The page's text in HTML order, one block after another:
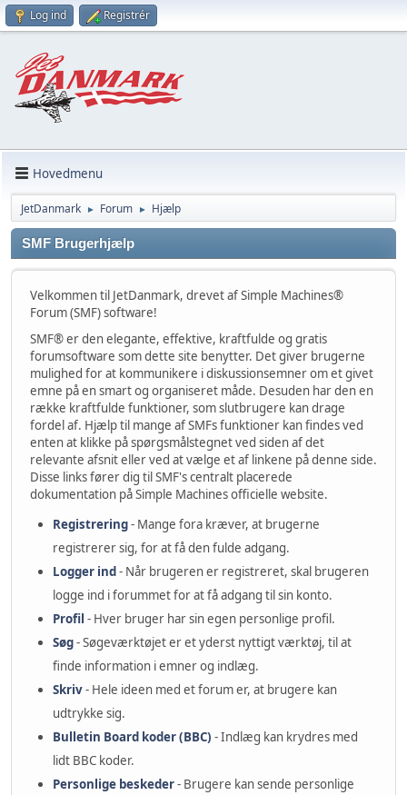
Log ind Registrér
Hovedmenu
JetDanmark ► Forum ► Hjælp
SMF Brugerhjælp
Velkommen til JetDanmark, drevet af Simple Machines®
Forum (SMF) software!
SMF® er den elegante, effektive, kraftfulde og gratis
forumsoftware som dette site benytter. Det giver brugerne
mulighed for at kommunikere i diskussionsemner om et givet
emne på en smart og organiseret måde. Desuden har den en
række kraftfulde funktioner, som slutbrugere kan drage
fordel af. Hjælp til mange af SMFs funktioner kan findes ved
enten at klikke på spørgsmålstegnet ved siden af ​​det
relevante afsnit eller ved at vælge et af linkene på denne side.
Disse links fører dig til SMF's centralt placerede
dokumentation på Simple Machines officielle website.
Registrering- Mange fora kræver, at brugerne
registrerer sig, for at få den fulde adgang.
Logger ind- Når brugeren er registreret, skal brugeren
logge ind i forummet for at få adgang til sin konto.
Profil - Hver bruger har sin egen personlige profil.
Søg- Søgeværktøjet er et yderst nyttigt værktøj, til at
finde information i emner og indlæg.
Skriv- Hele ideen med et forum er, at brugere kan
udtrykke sig.
Bulletin Board koder (BBC) - Indlæg kan krydres med
lidt BBC koder.
Personlige beskeder- Brugere kan sende personlige